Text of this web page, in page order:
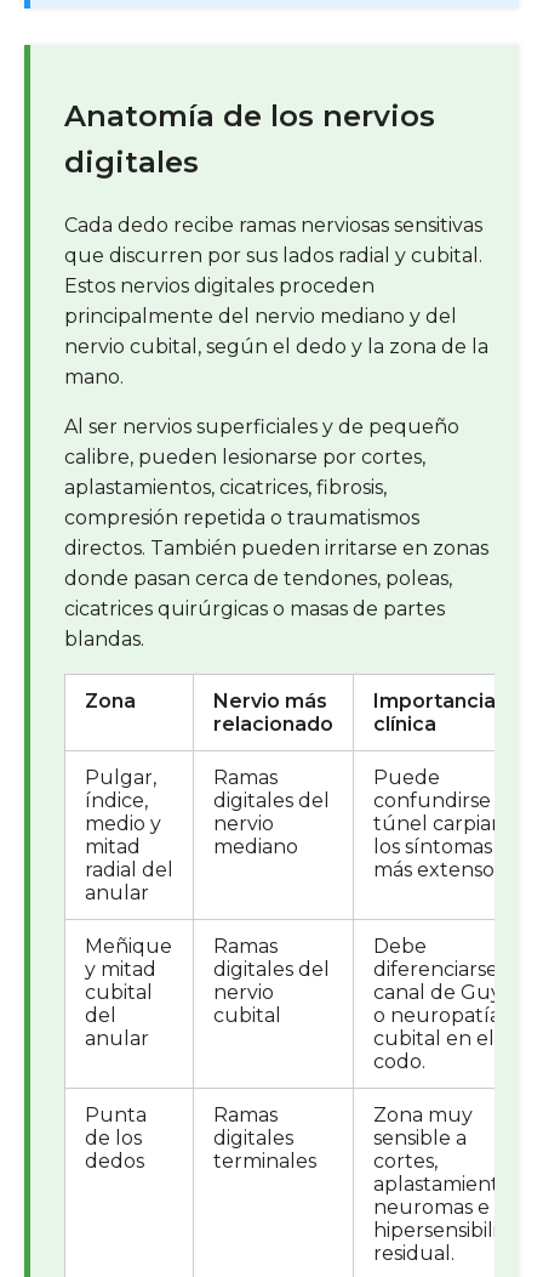
Anatomía de los nervios
digitales
Cada dedo recibe ramas nerviosas sensitivas
que discurren por sus lados radial y cubital.
Estos nervios digitales proceden
principalmente del nervio mediano y del
nervio cubital, según el dedo y la zona de la
mano.
Al ser nervios superficiales y de pequeño
calibre, pueden lesionarse por cortes,
aplastamientos, cicatrices, fibrosis,
compresión repetida o traumatismos
directos. También pueden irritarse en zonas
donde pasan cerca de tendones, poleas,
cicatrices quirúrgicas o masas de partes
blandas.
Zona
Nervio más
relacionado
Importancia
clínica
Pulgar,
índice,
medio y
mitad
radial del
anular
Ramas
digitales del
nervio
mediano
Puede
confundirse con
túnel carpiano si
los síntomas son
más extensos.
Meñique
y mitad
cubital
del
anular
Ramas
digitales del
nervio
cubital
Debe
diferenciarse de
canal de Guyon
o neuropatía
cubital en el
codo.
Punta
de los
dedos
Ramas
digitales
terminales
Zona muy
sensible a
cortes,
aplastamientos,
neuromas e
hipersensibilidad
residual.